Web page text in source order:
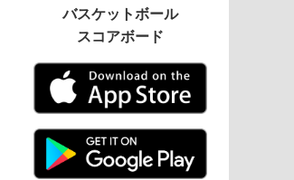
バスケットボール
スコアボード